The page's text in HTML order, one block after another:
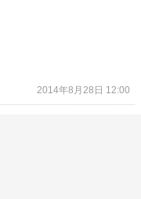
2014年8月28日 12:00